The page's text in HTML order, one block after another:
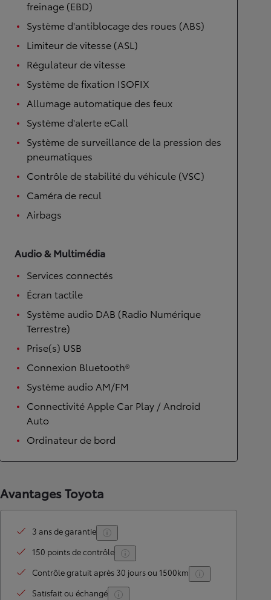
freinage (EBD)
Système d'antiblocage des roues (ABS)
Limiteur de vitesse (ASL)
Régulateur de vitesse
Système de fixation ISOFIX
Allumage automatique des feux
Système d'alerte eCall
Système de surveillance de la pression des
pneumatiques
Contrôle de stabilité du véhicule (VSC)
Caméra de recul
Airbags
Audio & Multimédia
Services connectés
Écran tactile
Système audio DAB (Radio Numérique
Terrestre)
Prise(s) USB
Connexion Bluetooth®
Système audio AM/FM
Connectivité Apple Car Play / Android
Auto
Ordinateur de bord
Avantages Toyota
3 ans de garantie
150 points de contrôle
Contrôle gratuit après 30 jours ou 1500km
Satisfait ou échangé